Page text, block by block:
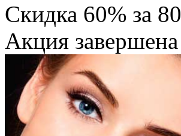
Скидка 60% за 80
Акция завершена